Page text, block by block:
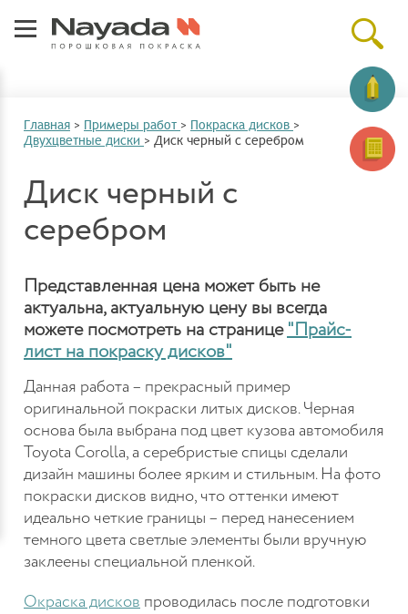
Главная > Примеры работ > Покраска дисков >
Двухцветные диски > Диск черный с серебром
Диск черный с
серебром
Представленная цена может быть не
актуальна, актуальную цену вы всегда
можете посмотреть на странице "Прайс-
лист на покраску дисков"
Данная работа – прекрасный пример
оригинальной покраски литых дисков. Черная
основа была выбрана под цвет кузова автомобиля
Toyota Corolla, а серебристые спицы сделали
дизайн машины более ярким и стильным. На фото
покраски дисков видно, что оттенки имеют
идеально четкие границы – перед нанесением
темного цвета светлые элементы были вручную
заклеены специальной пленкой.
Окраска дисков проводилась после подготовки